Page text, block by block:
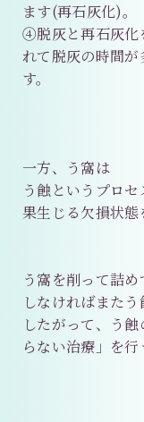
ます(再石灰化)。
④脱灰と再石灰化
れて脱灰の時間
す。
一方、う窩は
う蝕というプロ
果生じる欠損状態
う窩を削って詰
しなければまたう
したがって、う
らない治療」を行